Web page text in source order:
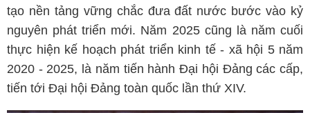
tạo nền tảng vững chắc đưa đất nước bước vào kỷ
nguyên phát triển mới. Năm 2025 cũng là năm cuối
thực hiện kế hoạch phát triển kinh tế - xã hội 5 năm
2020 - 2025, là năm tiến hành Đại hội Đảng các cấp,
tiến tới Đại hội Đảng toàn quốc lần thứ XIV.